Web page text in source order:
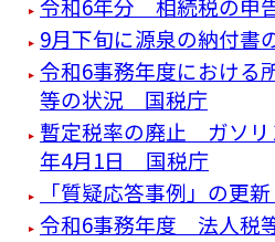
9月下旬に源泉の納付
令和6事務年度における
等の状況 国税庁
暫定税率の廃止 ガソリ
年4月1日 国税庁
「質疑応答事例」の更
令和6事務年度 法人税